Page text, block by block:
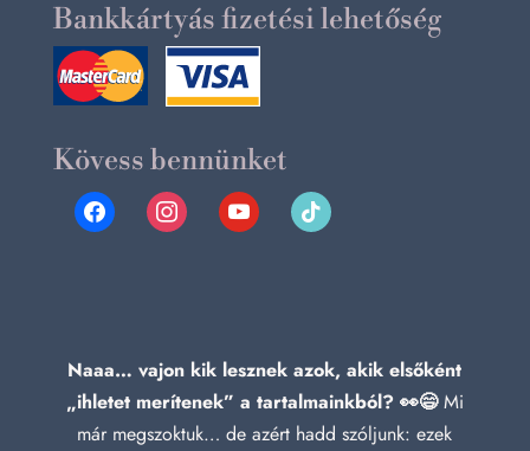
Bankkártyás fizetési lehetőség
Kövess bennünket
facebookinstagramyoutube tiktok
Naaa… vajon kik lesznek azok, akik elsőként
„ihletet merítenek” a tartalmainkból? 👀😄Mi
már megszoktuk… de azért hadd szóljunk: ezek